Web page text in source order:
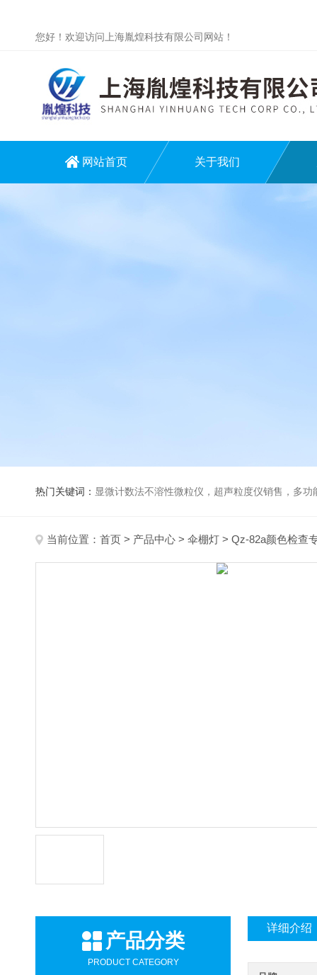
您好！欢迎访问上海胤煌科技有限公司网站！
网站首页 关于我们
热门关键词： 显微计数法不溶性微粒仪，超声粒度仪销售，多功能超声粒度分析仪，粒度及
当前位置： 首页 > 产品中心 > 伞棚灯 > Qz-82a颜色检查
产品分类
PRODUCT CATEGORY
详细介绍